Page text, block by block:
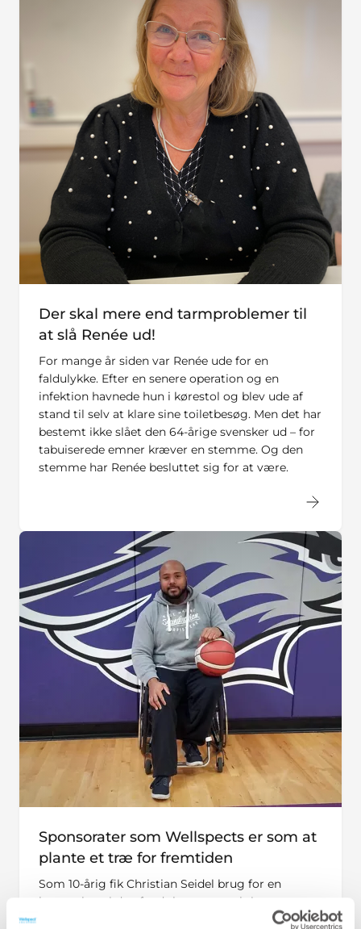
Der skal mere end tarmproblemer til
at slå Renée ud!
For mange år siden var Renée ude for en
faldulykke. Efter en senere operation og en
infektion havnede hun i kørestol og blev ude af
stand til selv at klare sine toiletbesøg. Men det har
bestemt ikke slået den 64-årige svensker ud – for
tabuiserede emner kræver en stemme. Og den
stemme har Renée besluttet sig for at være.
Sponsorater som Wellspects er som at
plante et træ for fremtiden
Som 10-årig fik Christian Seidel brug for en
kørestol, og i den fandt han et nyt aktivt
fællesskab i kørestolsbasket. Sporten har lige